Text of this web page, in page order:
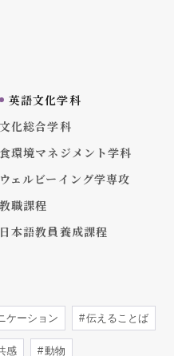
英語文化学科
文化総合学科
食環境マネジメント学科
ウェルビーイング学専攻
教職課程
日本語教員養成課程
ケーション 伝えることば
感 動物